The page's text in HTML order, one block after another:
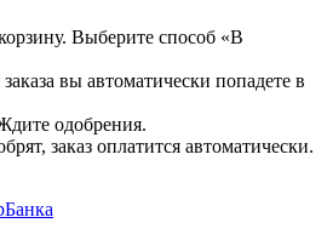
Выберите способ «В
вы автоматически попадете в
одобрения.
заказ оплатится автоматически.